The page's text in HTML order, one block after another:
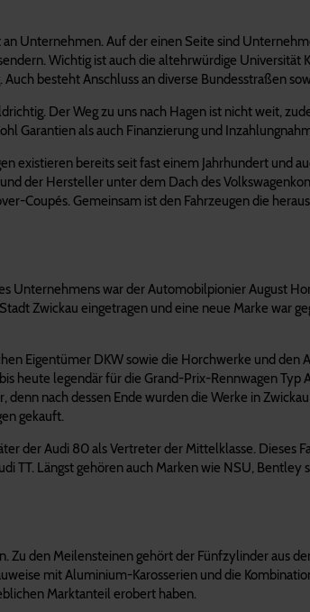
Unternehmen. Auf der einen Seite sind
Wichtig ist auch die altehrwürdige
besteht Anschluss an diverse Bundesstraßen
Der Weg zu uns nach Hagen ist nicht weit,
Garantien als auch Finanzierung und
bereits seit fast einem Jahrhundert und
der Hersteller unter dem Dach des
Coupés. Gemeinsam ist den Fahrzeugen die
Unternehmens war der Automobilpionier August
Zwickau eingetragen und eine neue Marke war
Eigentümer DKW sowie die Horchwerke und
heute legendär für die Grand-Prix-Rennwagen
nach dessen Ende wurden die Werke in
gekauft.
der Audi 80 als Vertreter der Mittelklasse. Dieses
Längst gehören auch Marken wie NSU, Bentley
den Meilensteinen gehört der Fünfzylinder aus
mit Aluminium-Karosserien und die
Marktanteil erobert haben.